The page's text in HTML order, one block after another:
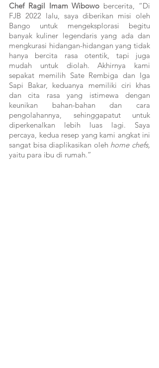
Chef Ragil Imam Wibowo bercerita, “Di
FJB 2022 lalu, saya diberikan misi oleh
Bango untuk mengeksplorasi begitu
banyak kuliner legendaris yang ada dan
mengkurasi hidangan-hidangan yang tidak
hanya bercita rasa otentik, tapi juga
mudah untuk diolah. Akhirnya kami
sepakat memilih Sate Rembiga dan Iga
Sapi Bakar, keduanya memiliki ciri khas
dan cita rasa yang istimewa dengan
keunikan bahan-bahan dan cara
pengolahannya, sehinggapatut untuk
diperkenalkan lebih luas lagi. Saya
percaya, kedua resep yang kami angkat ini
sangat bisa diaplikasikan oleh
yaitu para ibu di rumah.”